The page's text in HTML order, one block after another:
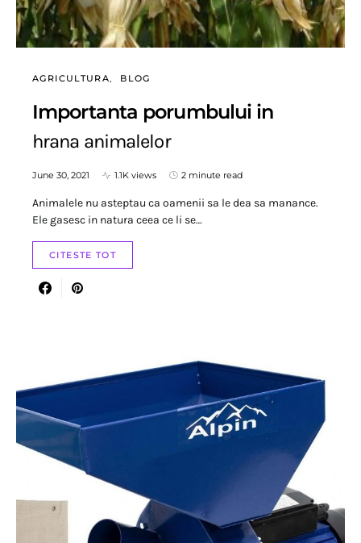
AGRICULTURA BLOG
Importanta porumbului in
hrana animalelor
June 30, 2021 1.1K views 2 minute read
Animalele nu asteptau ca oamenii sa le dea sa manance.
Ele gasesc in natura ceea ce li se…
CITESTE TOT